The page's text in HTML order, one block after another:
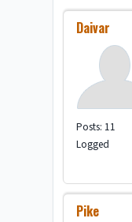
Daivar
Posts: 11
Logged
Pike